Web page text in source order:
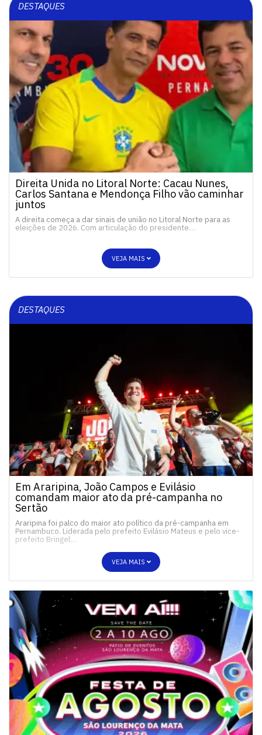
DESTAQUES
Direita Unida no Litoral Norte: Cacau Nunes,
Carlos Santana e Mendonça Filho vão caminhar
juntos
A direita começa a dar sinais de união no Litoral Norte para as
eleições de 2026. Com articulação do presidente…
VEJA MAIS
DESTAQUES
Em Araripina, João Campos e Evilásio
comandam maior ato da pré-campanha no
Sertão
Araripina foi palco do maior ato político da pré-campanha em
Pernambuco. Liderada pelo prefeito Evilásio Mateus e pelo vice-
prefeito Bringel…
VEJA MAIS